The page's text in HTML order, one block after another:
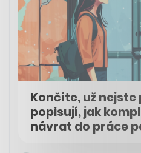
Končíte, už
popisují, jak
návrat do práce